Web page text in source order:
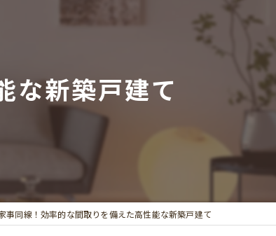
な新築戸建て
事同線！効率的な間取りを備えた高性能な新築戸建て